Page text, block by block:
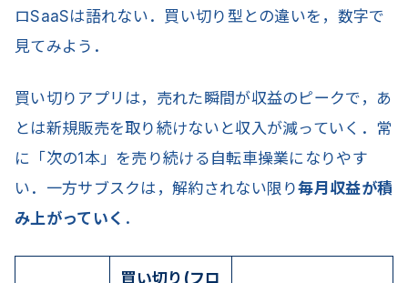
ロSaaSは語れない．買い切り型との違いを，数字で
見てみよう．
買い切りアプリは，売れた瞬間が収益のピークで，あ
とは新規販売を取り続けないと収入が減っていく．常
に「次の1本」を売り続ける自転車操業になりやす
い．一方サブスクは，解約されない限り毎月収益が積
み上がっていく ．
買い切り(フロ